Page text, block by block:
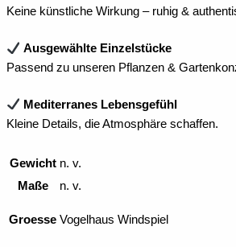
Keine künstliche Wirkung – ruhig &
Ausgewählte Einzelstücke
Passend zu unseren Pflanzen &
Mediterranes Lebensgefühl
Kleine Details, die Atmosphäre schaffen.
Gewicht n. v.
Maße
n. v.
Groesse Vogelhaus Windspiel